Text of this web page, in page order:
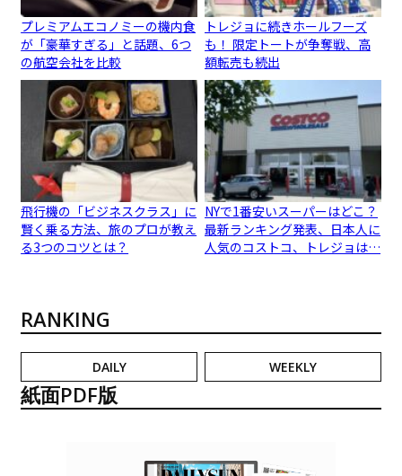
プレミアムエコノミーの機内食
が「豪華すぎる」と話題、6つ
の航空会社を比較
トレジョに続きホールフーズ
も！ 限定トートが争奪戦、高
額転売も続出
飛行機の「ビジネスクラス」に
賢く乗る方法、旅のプロが教え
る3つのコツとは？
NYで1番安いスーパーはどこ？
最新ランキング発表、日本人に
人気のコストコ、トレジョは…
RANKING
DAILY WEEKLY
紙面PDF版